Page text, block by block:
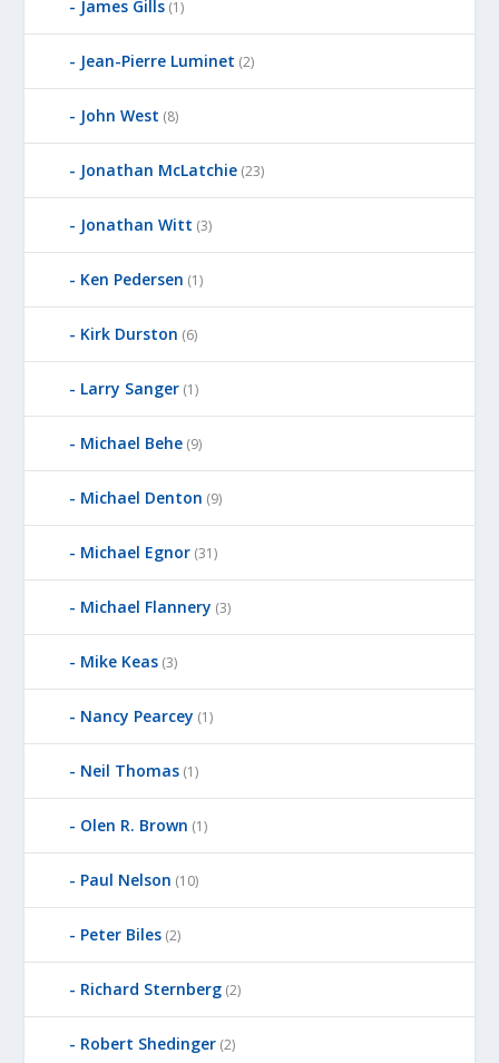
James Gills (1)
Jean-Pierre Luminet (2)
John West (8)
Jonathan McLatchie (23)
Jonathan Witt (3)
Ken Pedersen (1)
Kirk Durston (6)
Larry Sanger (1)
Michael Behe (9)
Michael Denton (9)
Michael Egnor (31)
Michael Flannery (3)
Mike Keas (3)
Nancy Pearcey (1)
Neil Thomas (1)
Olen R. Brown (1)
Paul Nelson (10)
Peter Biles (2)
Richard Sternberg (2)
Robert Shedinger (2)